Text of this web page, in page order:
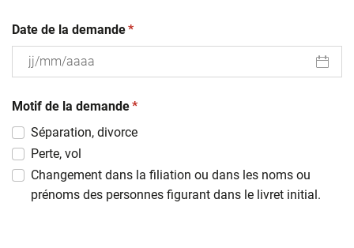
Date de la demande(obligatoire)
*
slash
MM
slash
AAAA
Motif de la demande(obligatoire)
*
Séparation, divorce
Perte, vol
Changement dans la filiation ou dans les noms ou
prénoms des personnes figurant dans le livret initial.